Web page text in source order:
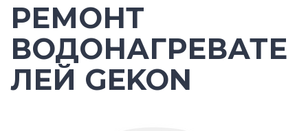
РЕМОНТ
ВОДОНАГРЕВАТЕ
ЛЕЙ GEKON